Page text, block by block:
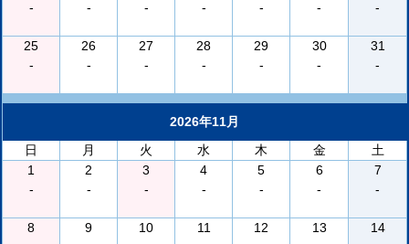
-
-
-
-
-
-
-
25
-
26
-
27
-
28
-
29
-
30
-
31
-
2026年11月
日
月 火 水 木 金
土
1
-
2
-
3
-
4
-
5
-
6
-
7
-
8
9
10
11
12
13
14